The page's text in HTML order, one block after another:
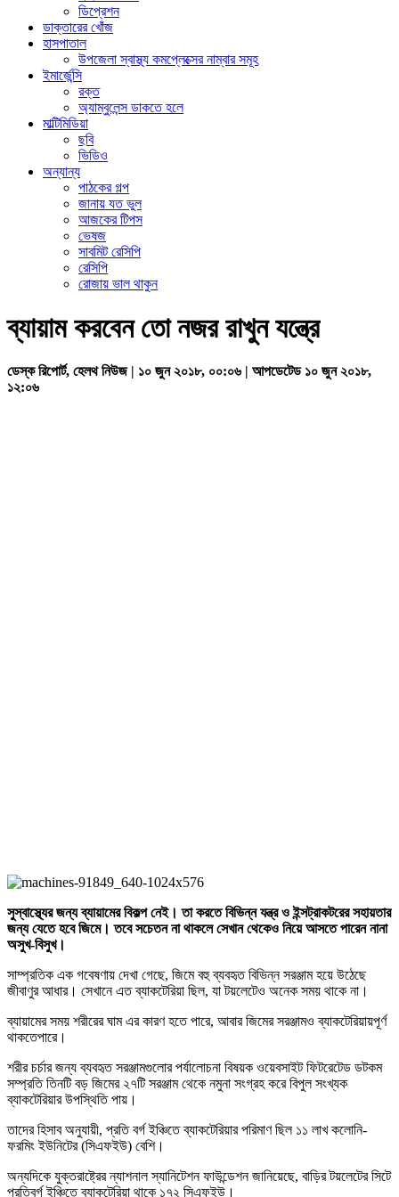
ডিপ্রেশন
ডাক্তারের খোঁজ
হাসপাতাল
উপজেলা স্বাস্থ্য কমপ্লেক্সের নাম্বার সমূহ
ইমার্জেন্সি
রক্ত
অ্যাম্বুলেন্স ডাকতে হলে
মাল্টিমিডিয়া
ছবি
ভিডিও
অন্যান্য
পাঠকের গল্প
জানায় যত ভুল
আজকের টিপস
ভেষজ
সাবমিট রেসিপি
রেসিপি
রোজায় ভাল থাকুন
ব্যায়াম করবেন তো নজর রাখুন যন্ত্রে
ডেস্ক রিপোর্ট, হেলথ নিউজ | ১০ জুন ২০১৮, ০০:০৬ | আপডেটেড ১০ জুন ২০১৮,
১২:০৬
সুস্বাস্থ্যের জন্য ব্যায়ামের বিকল্প নেই। তা করতে বিভিন্ন যন্ত্র ও ইন্সট্রাকটরের সহায়তার
জন্য যেতে হবে জিমে। তবে সচেতন না থাকলে সেখান থেকেও নিয়ে আসতে পারেন নানা
অসুখ-বিসুখ।
সাম্প্রতিক এক গবেষণায় দেখা গেছে, জিমে বহু ব্যবহৃত বিভিন্ন সরঞ্জাম হয়ে উঠেছে
জীবাণুর আধার। সেখানে এত ব্যাকটেরিয়া ছিল, যা টয়লেটেও অনেক সময় থাকে না।
ব্যায়ামের সময় শরীরের ঘাম এর কারণ হতে পারে, আবার জিমের সরঞ্জামও ব্যাকটেরিয়ায়পূর্ণ
থাকতেপারে।
শরীর চর্চার জন্য ব্যবহৃত সরঞ্জামগুলোর পর্যালোচনা বিষয়ক ওয়েবসাইট ফিটরেটেড ডটকম
সম্প্রতি তিনটি বড় জিমের ২৭টি সরঞ্জাম থেকে নমুনা সংগ্রহ করে বিপুল সংখ্যক
ব্যাকটেরিয়ার উপস্থিতি পায়।
তাদের হিসাব অনুযায়ী, প্রতি বর্গ ইঞ্চিতে ব্যাকটেরিয়ার পরিমাণ ছিল ১১ লাখ কলোনি-
ফরমিং ইউনিটের (সিএফইউ) বেশি।
অন্যদিকে যুক্তরাষ্ট্রের ন্যাশনাল স্যানিটেশন ফাউন্ডেশন জানিয়েছে, বাড়ির টয়লেটের সিটে
প্রতিবর্গ ইঞ্চিতে ব্যাকটেরিয়া থাকে ১৭২ সিএফইউ।